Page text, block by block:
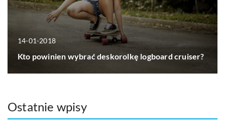
14-01-2018
Kto powinien wybrać deskorolkę logboard cruiser?
Ostatnie wpisy